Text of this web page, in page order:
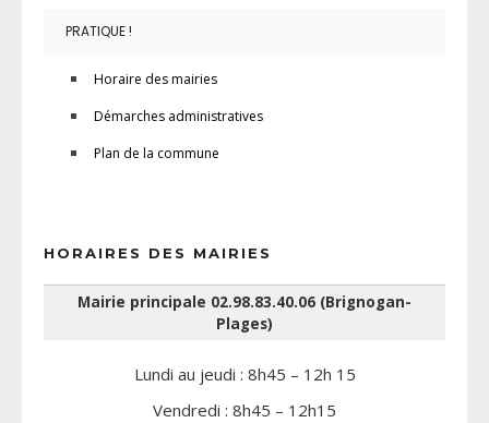
PRATIQUE !
Horaire des mairies
Démarches administratives
Plan de la commune
HORAIRES DES MAIRIES
Mairie principale 02.98.83.40.06 (Brignogan-
Plages)
Lundi au jeudi : 8h45 – 12h 15
Vendredi : 8h45 – 12h15